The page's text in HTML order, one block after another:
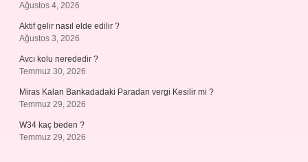
Ağustos 4, 2026
Aktif gelir nasıl elde edilir ?
Ağustos 3, 2026
Avcı kolu nerededir ?
Temmuz 30, 2026
Miras Kalan Bankadadaki Paradan vergi Kesilir mi ?
Temmuz 29, 2026
W34 kaç beden ?
Temmuz 29, 2026